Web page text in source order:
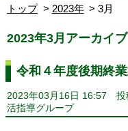
トップ 2023年 3月
2023年3月アーカイブ
令和４年度後期終
2023年03月16日 16:57 投
活指導グループ